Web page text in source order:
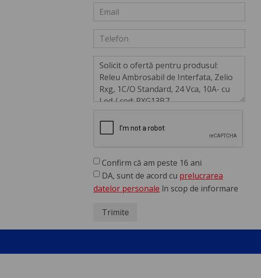
Confirm că am peste 16 ani
DA, sunt de acord cu prelucrarea
datelor personale în scop de informare
Trimite